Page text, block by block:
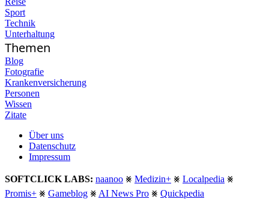
Sport
Technik
Unterhaltung
Themen
Blog
Fotografie
Krankenversicherung
Personen
Wissen
Zitate
Über uns
Datenschutz
Impressum
SOFTCLICK LABS: naanoo ⨳ Medizin+ ⨳ Localpedia ⨳
Promis+ ⨳ Gameblog ⨳ AI News Pro ⨳ Quickpedia